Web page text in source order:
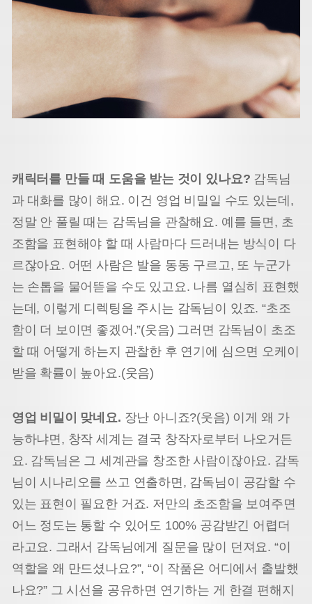
캐릭터를 만들 때 도움을 받는 것이 있나요? 감독님
과 대화를 많이 해요. 이건 영업 비밀일 수도 있는데,
정말 안 풀릴 때는 감독님을 관찰해요. 예를 들면, 초
조함을 표현해야 할 때 사람마다 드러내는 방식이 다
르잖아요. 어떤 사람은 발을 동동 구르고, 또 누군가
는 손톱을 물어뜯을 수도 있고요. 나름 열심히 표현했
는데, 이렇게 디렉팅을 주시는 감독님이 있죠. “초조
함이 더 보이면 좋겠어.”(웃음) 그러면 감독님이 초조
할 때 어떻게 하는지 관찰한 후 연기에 심으면 오케이
받을 확률이 높아요.(웃음)
영업 비밀이 맞네요. 장난 아니죠?(웃음) 이게 왜 가
능하냐면, 창작 세계는 결국 창작자로부터 나오거든
요. 감독님은 그 세계관을 창조한 사람이잖아요. 감독
님이 시나리오를 쓰고 연출하면, 감독님이 공감할 수
있는 표현이 필요한 거죠. 저만의 초조함을 보여주면
어느 정도는 통할 수 있어도 100% 공감받긴 어렵더
라고요. 그래서 감독님에게 질문을 많이 던져요. “이
역할을 왜 만드셨나요?”, “이 작품은 어디에서 출발했
나요?” 그 시선을 공유하면 연기하는 게 한결 편해지